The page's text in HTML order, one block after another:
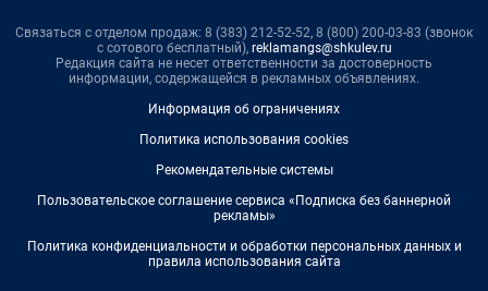
Связаться с отделом продаж: 8 (383) 212-52-52, 8 (800) 200-03-83 (звонок
с сотового бесплатный), reklamangs@shkulev.ru
Редакция сайта не несет ответственности за достоверность
информации, содержащейся в рекламных объявлениях.
Информация об ограничениях
Политика использования cookies
Рекомендательные системы
Пользовательское соглашение сервиса «Подписка без баннерной
рекламы»
Политика конфиденциальности и обработки персональных данных и
правила использования сайта